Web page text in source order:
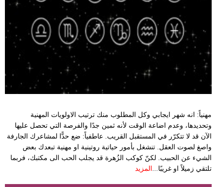
مهنياً: انه شهر ايجابي وكل المطلوب منك ترتيب الاولويات المهنية
وتحديدها، وعدم اضاعة الوقت لأنه ثمين جدًا والفرصة التي تحصل عليها
الآن قد لا تتكرّر في المستقبل القريب. عاطفياً: ضع حدًّا لمشاعرك الجارفة
واصغ لصوت العقل. تنشغل بأمور حياتية روتينية او مهنية تبعدك بعض
الشيء عن الحبيب. لكنّ كوكب الزُهرة قد يجلب الحب الى مكتبك، فربما
تلتقي زميلاً او غريبًا... المزيد